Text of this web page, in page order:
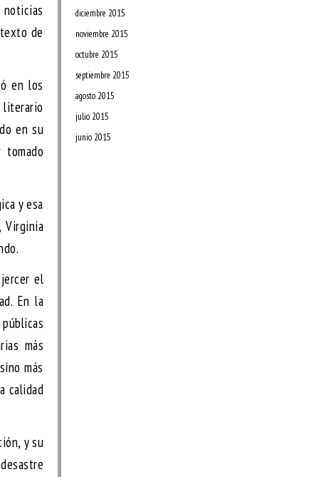
noticias
de
en los
literario
en su
y esa
Virginia
el
En la
más
más
calidad
y su
diciembre 2015
noviembre 2015
octubre 2015
septiembre 2015
agosto 2015
julio 2015
junio 2015